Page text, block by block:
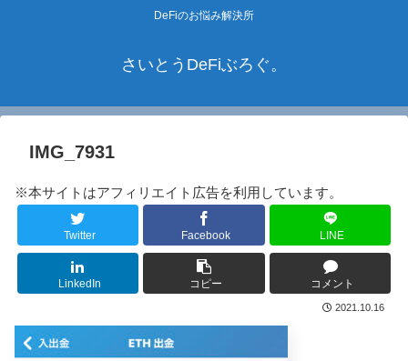
DeFiのお悩み解決所
さいとうDeFiぶろぐ。
IMG_7931
※本サイトはアフィリエイト広告を利用しています。
Twitter Facebook LINE
LinkedIn コピー コメント
2021.10.16